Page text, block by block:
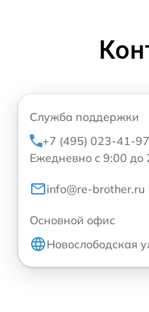
Служба поддержки
+7 (495) 023-41-97
Ежедневно с 9:00 до
info@re-brother.ru
Основной офис
Новослободская